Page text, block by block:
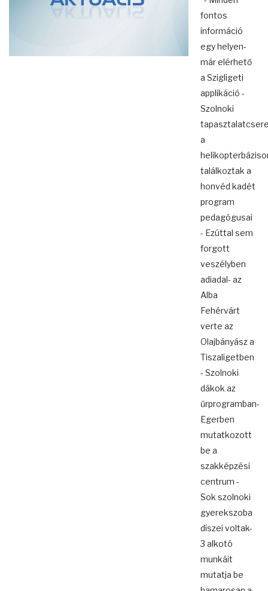
fontos
információ
egy helyen-
már elérhető
a Szigligeti
applikáció -
Szolnoki
a
találkoztak a
honvéd kadét
program
pedagógusai
- Ezúttal sem
forgott
veszélyben
adiadal- az
Alba
Fehérvárt
verte az
Olajbányász a
Tiszaligetben
- Szolnoki
dákok az
űrprogramban-
Egerben
mutatkozott
be a
szakképzési
centrum -
Sok szolnoki
gyerekszoba
díszei voltak-
3 alkotó
munkáit
mutatja be